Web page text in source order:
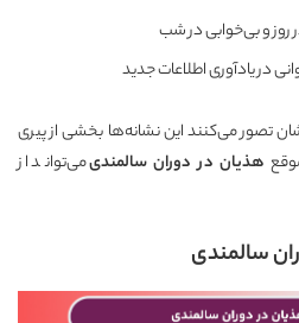
روز و بی‌خوابی در شب
در یادآوری اطلاعات جدید
تصور می‌کنند این نشانه‌ها بخشی از پیری
هذیان در دوران سالمندیمی‌تواند از
سالمندی